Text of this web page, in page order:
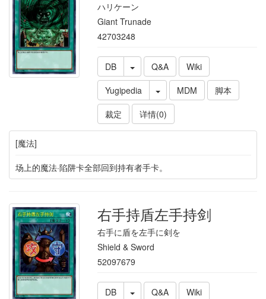
ハリケーン
Giant Trunade
42703248
DB Q&A
Wiki
Yugipedia
MDM
脚本
裁定
详情(0)
[魔法]
场上的魔法·陷阱卡全部回到持有者手卡。
右手持盾左手持剑
右手に盾を左手に剣を
Shield & Sword
52097679
DB Q&A
Wiki